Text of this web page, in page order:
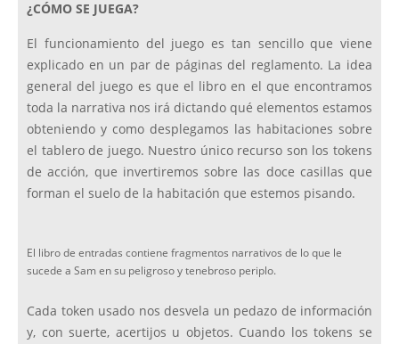
¿CÓMO SE JUEGA?
El funcionamiento del juego es tan sencillo que viene
explicado en un par de páginas del reglamento. La idea
general del juego es que el libro en el que encontramos
toda la narrativa nos irá dictando qué elementos estamos
obteniendo y como desplegamos las habitaciones sobre
el tablero de juego. Nuestro único recurso son los tokens
de acción, que invertiremos sobre las doce casillas que
forman el suelo de la habitación que estemos pisando.
El libro de entradas contiene fragmentos narrativos de lo que le
sucede a Sam en su peligroso y tenebroso periplo.
Cada token usado nos desvela un pedazo de información
y, con suerte, acertijos u objetos. Cuando los tokens se